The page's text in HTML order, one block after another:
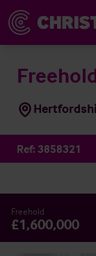
Ref: 3858321
Freehold
£1,600,000